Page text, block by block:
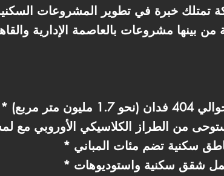
تمتلك خبرة في تطوير المشروعات
متر مربع)
من الطراز الكلاسيكي الأوروبي مع
سكنية تضم مئات المباني
شقق سكنية واستوديوهات